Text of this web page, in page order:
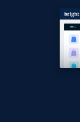
price,